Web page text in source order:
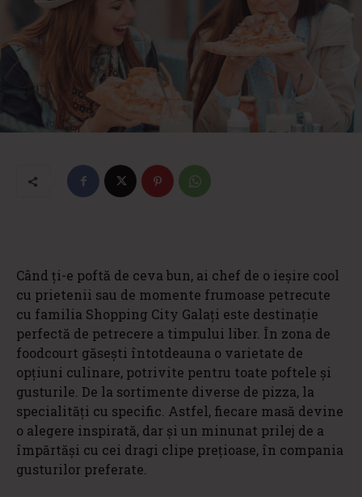
Când ți-e poftă de ceva bun, ai chef de o ieșire cool
cu prietenii sau de momente frumoase petrecute
cu familia Shopping City Galați este destinație
perfectă de petrecere a timpului liber. În zona de
foodcourt găsești întotdeauna o varietate de
opțiuni culinare, potrivite pentru toate poftele și
gusturile. De la sortimente diverse de pizza, la
specialități cu specific. Astfel, fiecare masă devine
o alegere inspirată, dar și un minunat prilej de a
împărtăși cu cei dragi clipe prețioase, în compania
gusturilor preferate.